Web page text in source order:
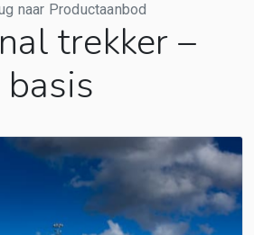
naar Productaanbod
trekker –
basis